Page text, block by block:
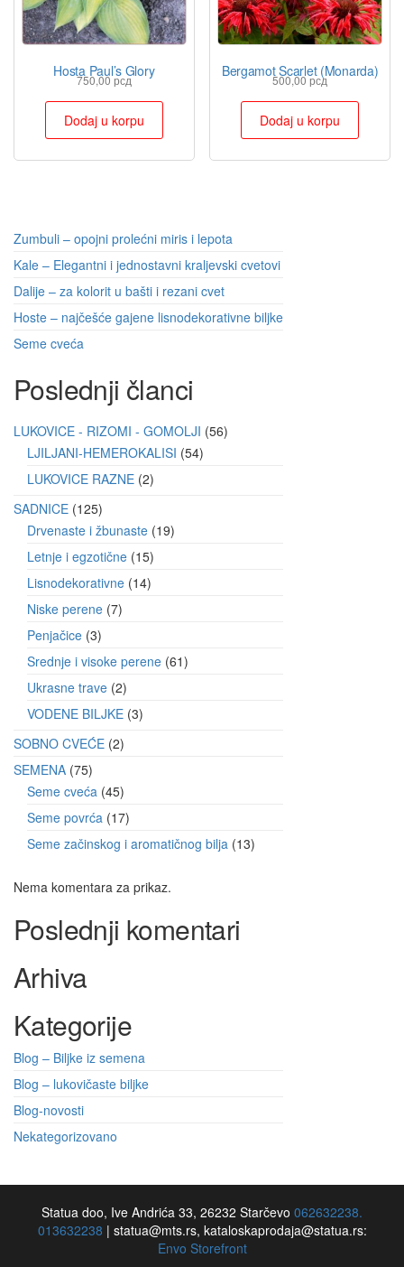
Hosta Paul’s Glory
750,00рсд
Dodaj u korpu
Bergamot Scarlet (Monarda)
500,00рсд
Dodaj u korpu
Zumbuli – opojni prolećni miris i lepota
Kale – Elegantni i jednostavni kraljevski cvetovi
Dalije – za kolorit u bašti i rezani cvet
Hoste – najčešće gajene lisnodekorativne biljke
Seme cveća
Poslednji članci
LUKOVICE - RIZOMI - GOMOLJI 56
LJILJANI-HEMEROKALISI 54
LUKOVICE RAZNE 2
SADNICE 125
Drvenaste i žbunaste 19
Letnje i egzotične 15
Lisnodekorativne 14
Niske perene 7
Penjačice 3
Srednje i visoke perene 61
Ukrasne trave 2
VODENE BILJKE 3
SOBNO CVEĆE 2
SEMENA 75
Seme cveća 45
Seme povrća 17
Seme začinskog i aromatičnog bilja 13
Nema komentara za prikaz.
Poslednji komentari
Arhiva
Kategorije
Blog – Biljke iz semena
Blog – lukovičaste biljke
Blog-novosti
Nekategorizovano
Statua doo, Ive Andrića 33, 26232 Starčevo 062632238.
013632238 | statua@mts.rs, kataloskaprodaja@statua.rs:
Envo Storefront